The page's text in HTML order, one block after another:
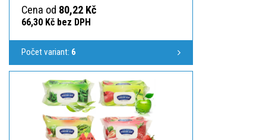
Cena od 80,22 Kč
66,30 Kč bez DPH
Počet variant: 6